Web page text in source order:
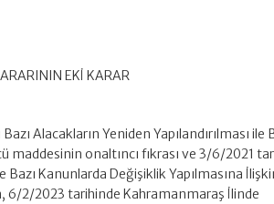
EKİ KARAR
Alacakların Yeniden Yapılandırılması ile
maddesinin onaltıncı fıkrası ve 3/6/2021
Bazı Kanunlarda Değişiklik Yapılmasına
6/2/2023 tarihinde Kahramanmaraş İlinde